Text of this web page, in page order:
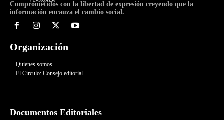
Comprometidos con la libertad de expresión creyendo que la
información encauza el cambio social.
Organización
Quienes somos
El Círculo: Consejo editorial
Documentos Editoriales